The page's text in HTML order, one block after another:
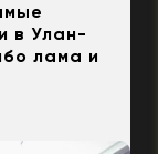
в Улан-
лама и